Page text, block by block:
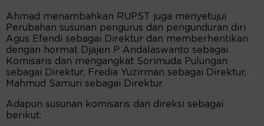
Ahmad menambahkan RUPST juga menyetujui
Perubahan susunan pengurus dan pengunduran diri
Agus Efendi sebagai Direktur dan memberhentikan
dengan hormat Djajen P Andalaswanto sebagai
Komisaris dan mengangkat Sorimuda Pulungan
sebagai Direktur, Fredia Yuzirman sebagai Direktur,
Mahmud Samuri sebagai Direktur.
Adapun susunan komisaris dan direksi sebagai
berikut: